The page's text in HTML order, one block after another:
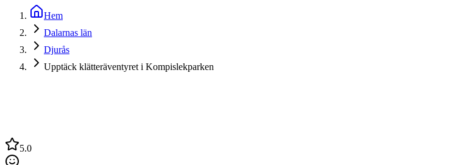
Hem
Dalarnas län
Djurås
Upptäck klätteräventyret i Kompislekparken
5.0